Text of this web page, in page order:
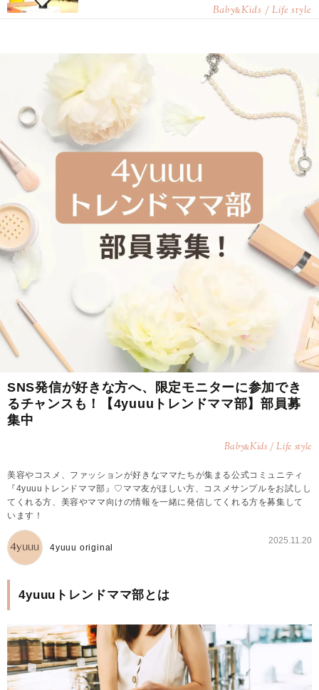
Baby&Kids / Life style
SNS発信が好きな方へ、限定モニターに参加でき
るチャンスも！【4yuuuトレンドママ部】部員募
集中
Baby&Kids / Life style
美容やコスメ、ファッションが好きなママたちが集まる公式コミュニティ
『4yuuuトレンドママ部』♡ママ友がほしい方、コスメサンプルをお試しし
てくれる方、美容やママ向けの情報を一緒に発信してくれる方を募集して
います！
4yuuu original
2025.11.20
4yuuuトレンドママ部とは